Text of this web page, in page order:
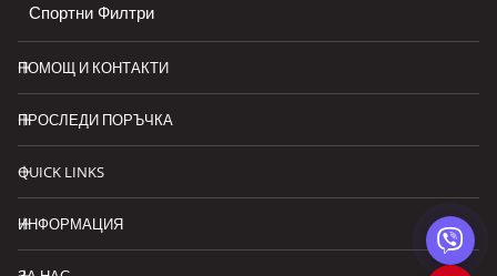
Спортни Филтри
ПОМОЩ И КОНТАКТИ
ПРОСЛЕДИ ПОРЪЧКА
QUICK LINKS
ИНФОРМАЦИЯ